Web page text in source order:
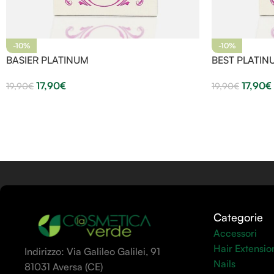
-10%
BASIER PLATINUM
19,90€ 17,90€
-10%
BEST
19,90€ 17,90€
Indirizzo: Via Galileo Galilei, 91
81031 Aversa (CE)
Categorie
Accessori
Hair
Nails